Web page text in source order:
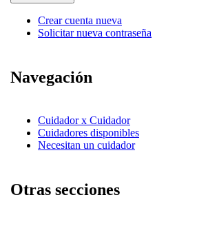
Crear cuenta nueva
Solicitar nueva contraseña
Navegación
Cuidador x Cuidador
Cuidadores disponibles
Necesitan un cuidador
Otras secciones